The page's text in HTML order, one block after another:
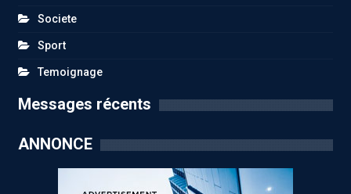
Societe
Sport
Temoignage
Messages récents
ANNONCE